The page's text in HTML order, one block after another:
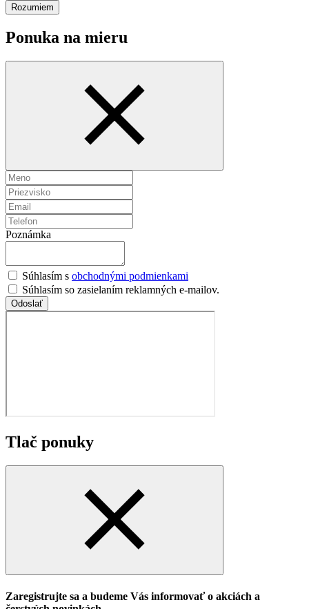
Rozumiem
Ponuka na mieru
Poznámka
Súhlasím s obchodnými podmienkami
Súhlasím so zasielaním reklamných e-mailov.
Odoslať
Tlač ponuky
Zaregistrujte sa a budeme Vás informovať o akciách a